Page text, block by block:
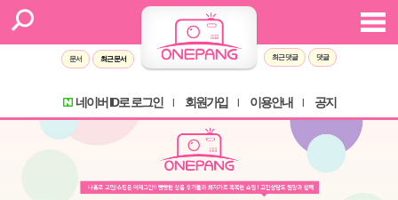
문서 최근 문서 최근 댓글 댓글
네이버 ID로 로그인 회원가입 이용안내 공지